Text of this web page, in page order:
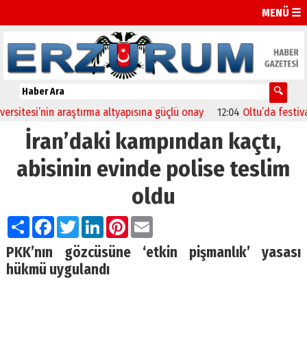
MENÜ ☰
araştırma altyapısına güçlü onay 12:04 Oltu’da festival
İran’daki kampından kaçtı,
abisinin evinde polise teslim
oldu
PaylaşFacebook
TwitterLinkedIn
Pinterest
Email
PKK’nın gözcüsüne ‘etkin pişmanlık’ yasası
hükmü uygulandı